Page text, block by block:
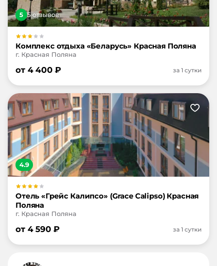
5 5отзывов
Комплекс отдыха «Беларусь» Красная Поляна
г. Красная Поляна
от 4 400 ₽ за 1 сутки
4.9
Отель «Грейс Калипсо» (Grace Calipso) Красная
Поляна
г. Красная Поляна
от 4 590 ₽ за 1 сутки